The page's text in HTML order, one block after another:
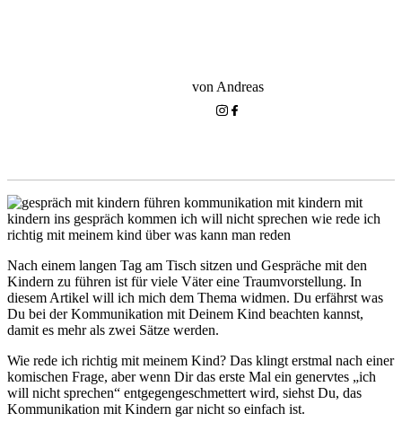
von Andreas
Nach einem langen Tag am Tisch sitzen und Gespräche mit den
Kindern zu führen ist für viele Väter eine Traumvorstellung. In
diesem Artikel will ich mich dem Thema widmen. Du erfährst was
Du bei der Kommunikation mit Deinem Kind beachten kannst,
damit es mehr als zwei Sätze werden.
Wie rede ich richtig mit meinem Kind? Das klingt erstmal nach einer
komischen Frage, aber wenn Dir das erste Mal ein genervtes „ich
will nicht sprechen“ entgegengeschmettert wird, siehst Du, das
Kommunikation mit Kindern gar nicht so einfach ist.